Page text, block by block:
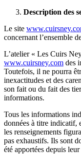
Description des
Le site
concernant l’ensemble
L’atelier « Les Cuirs
www.cuirsney.com des
Toutefois, il ne pourra
inexactitudes et des
son fait ou du fait des
informations.
Tous les informations
données à titre indicatif,
les renseignements
pas exhaustifs. Ils sont
été apportées depuis